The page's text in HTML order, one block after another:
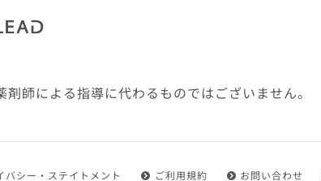
アドの示す利用環境に適合していない場合や自らの機器の
できない場合があることを予め了承するものとします。ま
変更が生じた場合には、その都度速やかに本サイト内に設
師による指導に代わるものではございません。
バシー・ステイトメント ご利用規約 お問い合わせ